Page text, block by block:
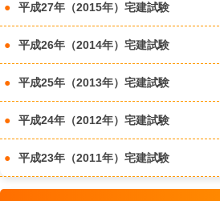
平成27年（2015年）宅建試験
平成26年（2014年）宅建試験
平成25年（2013年）宅建試験
平成24年（2012年）宅建試験
平成23年（2011年）宅建試験